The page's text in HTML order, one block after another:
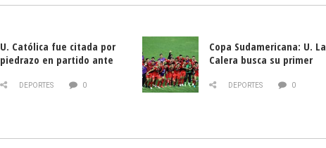
U. Católica fue citada por
piedrazo en partido ante
DEPORTES 0
Copa Sudamericana: U. La
Calera busca su primer
DEPORTES 0